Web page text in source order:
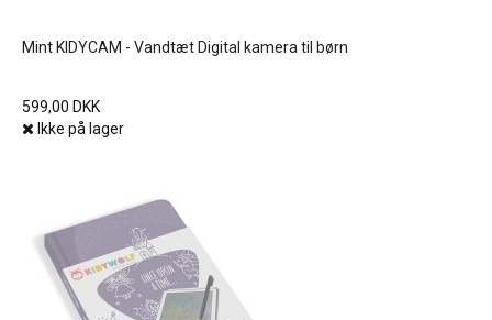
Mint KIDYCAM - Vandtæt Digital kamera til børn
599,00 DKK
Ikke på lager